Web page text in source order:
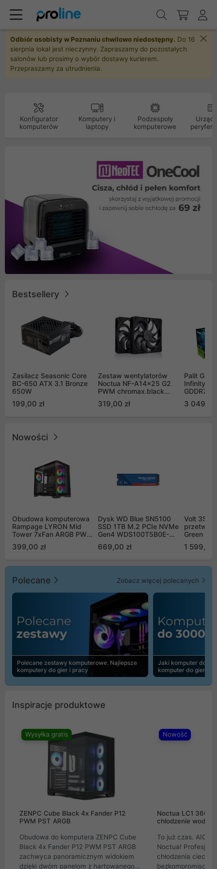
Odbiór osobisty w Poznaniu chwilowo niedostępny. Do 16
sierpnia lokal jest nieczynny. Zapraszamy do pozostałych
salonów lub prosimy o wybór dostawy kurierem.
Przepraszamy za utrudnienia.
Konfigurator
komputerów
Komputery i
laptopy
Podzespoły
komputerowe
Bestsellery
Zasilacz Seasonic Core
BC-650 ATX 3.1 Bronze
650W
199,00 zł
Zestaw wentylatorów
Noctua NF-A14x25 G2
PWM chromax.black
Push Pull (2szt)
319,00 zł
Palit
Infinity 3
GDDR7
GB2050S)
3 049,00
Nowości
Obudowa komputerowa
Rampage LYRON Mid
Tower 7xFan ARGB PWM
399,00 zł
Dysk WD Blue SN5100
SSD 1TB M.2 PCIe NVMe
Gen4 WDS100T5B0E-
669,00 zł
Volt
Green
1 599,00
Polecane Zobacz więcej polecanych
Polecane zestawy komputerowe. Najlepsze
komputery do gier i pracy
Jaki komputer do
komputer do gier |
Inspiracje produktowe
Wysyłka gratis
ZENPC Cube Black 4x Fander P12
PWM PST ARGB
Obudowa do komputera ZENPC Cube
Black 4x Fander P12 PWM PST ARGB
zachwyca panoramicznym widokiem
dzięki dwóm panelom z hartowanego
Nowość
Noctua LC1
chłodzenie wodne
To już czas. AIO
Noctua!
chłodzenia cieczą